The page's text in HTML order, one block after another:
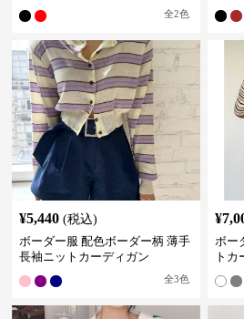
全2色
¥5,440 (税込)
ボーダー服 配色ボーダー柄 薄手
長袖ニットカーディガン
全3色
¥
ボー
トカ